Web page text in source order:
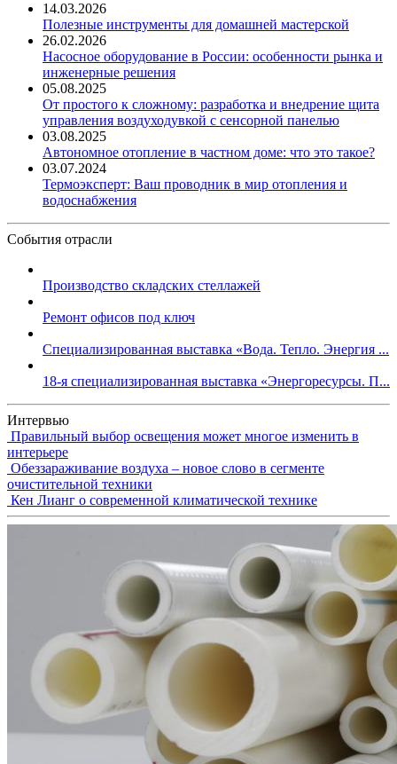
14.03.2026
Полезные инструменты для домашней мастерской
26.02.2026
Насосное оборудование в России: особенности рынка и
инженерные решения
05.08.2025
От простого к сложному: разработка и внедрение щита
управления воздуходувкой с сенсорной панелью
03.08.2025
Автономное отопление в частном доме: что это такое?
03.07.2024
Термоэксперт: Ваш проводник в мир отопления и
водоснабжения
События отрасли
Производство складских стеллажей
Ремонт офисов под ключ
Специализированная выставка «Вода. Тепло. Энергия ...
18-я специализированная выставка «Энергоресурсы. П...
Интервью
Правильный выбор освещения может многое изменить в
интерьере
Обеззараживание воздуха – новое слово в сегменте
очистительной техники
Кен Лианг о современной климатической технике